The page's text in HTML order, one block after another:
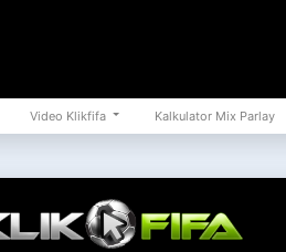
Video Klikfifa Kalkulator Mix Parlay